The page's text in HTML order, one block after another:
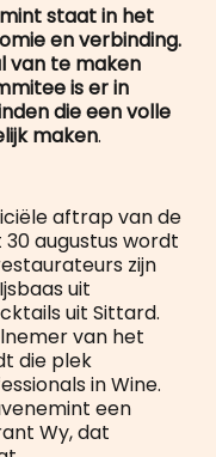
staat in het
en verbinding.
van te maken
is er in
die een volle
maken.
aftrap van de
augustus wordt
zijn
uit
uit Sittard.
van het
die plek
in Wine.
een
Wy, dat